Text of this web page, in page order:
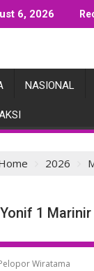
6, 2026
NASIONAL
2026
1
Wiratama